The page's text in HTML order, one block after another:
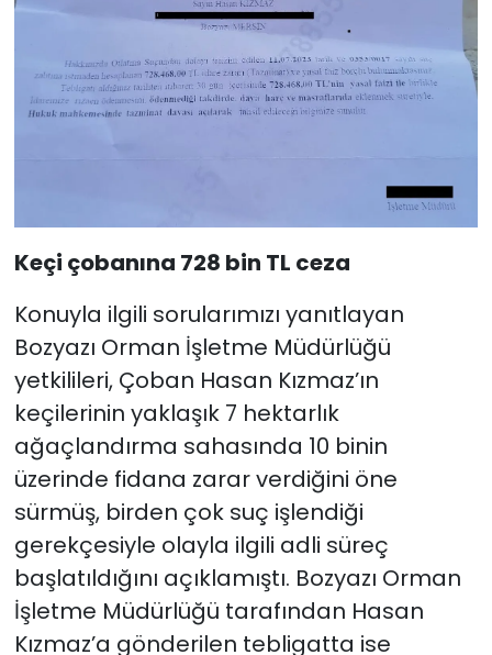
Keçi çobanına 728 bin TL ceza
Konuyla ilgili sorularımızı yanıtlayan
Bozyazı Orman İşletme Müdürlüğü
yetkilileri, Çoban Hasan Kızmaz’ın
keçilerinin yaklaşık 7 hektarlık
ağaçlandırma sahasında 10 binin
üzerinde fidana zarar verdiğini öne
sürmüş, birden çok suç işlendiği
gerekçesiyle olayla ilgili adli süreç
başlatıldığını açıklamıştı. Bozyazı Orman
İşletme Müdürlüğü tarafından Hasan
Kızmaz’a gönderilen tebligatta ise